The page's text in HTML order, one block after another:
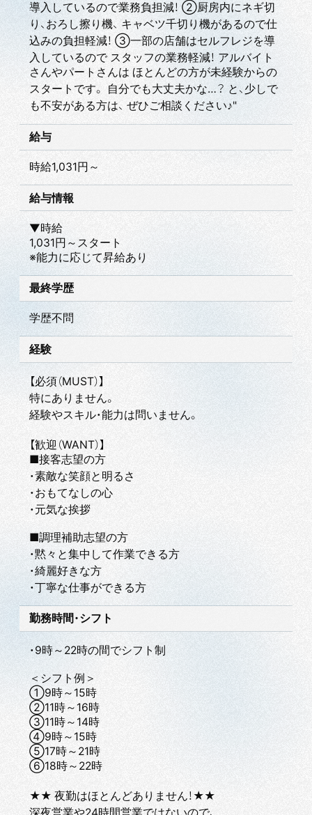
導入しているので業務負担減！ ②厨房内にネギ切
り、おろし擦り機、 キャベツ千切り機があるので仕
込みの負担軽減！ ③一部の店舗はセルフレジを導
入しているので スタッフの業務軽減！ アルバイト
さんやパートさんは ほとんどの方が未経験からの
スタートです。 自分でも大丈夫かな…？ と、少しで
も不安がある方は、 ぜひご相談ください♪"
給与
時給1,031円～
給与情報
▼時給
1,031円～スタート
※能力に応じて昇給あり
最終学歴
学歴不問
経験
【必須（MUST）】
特にありません。
経験やスキル・能力は問いません。
【歓迎（WANT）】
■接客志望の方
・素敵な笑顔と明るさ
・おもてなしの心
・元気な挨拶
■調理補助志望の方
・黙々と集中して作業できる方
・綺麗好きな方
・丁寧な仕事ができる方
勤務時間・シフト
・9時～22時の間でシフト制
＜シフト例＞
①9時～15時
②11時～16時
③11時～14時
④9時～15時
⑤17時～21時
⑥18時～22時
★★ 夜勤はほとんどありません！★★